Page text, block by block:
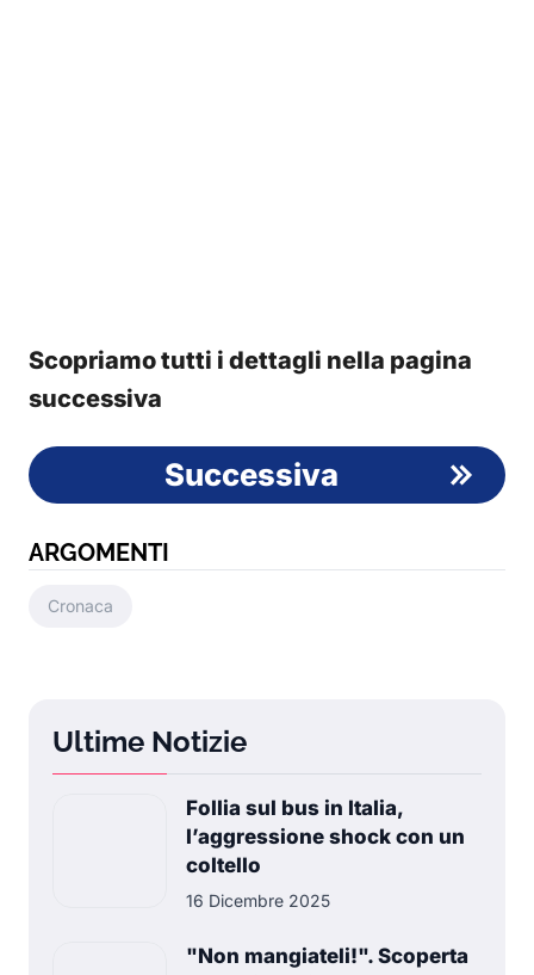
Scopriamo tutti i dettagli nella pagina
successiva
Successiva
ARGOMENTI
Cronaca
Ultime Notizie
Follia sul bus in Italia,
l’aggressione shock con un
coltello
16 Dicembre 2025
"Non mangiateli!". Scoperta